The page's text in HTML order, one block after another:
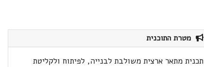
מטרת התוכנית
תכנית מתאר ארצית משולבת לבנייה, לפיתוח ולקליטת